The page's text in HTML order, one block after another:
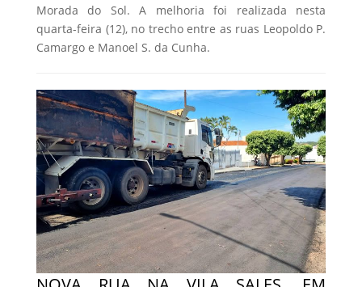
Morada do Sol. A melhoria foi realizada nesta
quarta-feira (12), no trecho entre as ruas Leopoldo P.
Camargo e Manoel S. da Cunha.